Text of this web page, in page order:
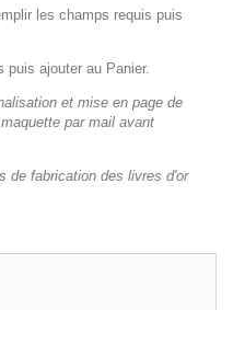
les champs requis puis
puis ajouter au Panier.
et mise en page de
par mail avant
de fabrication des livres d'or